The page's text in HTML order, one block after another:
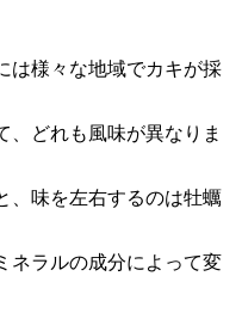
は様々な地域でカキが採
、どれも風味が異なりま
、味を左右するのは牡蠣
ネラルの成分によって変